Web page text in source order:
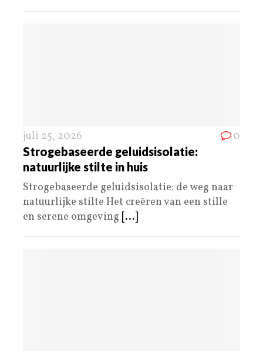
juli 25, 2026 0
Strogebaseerde geluidsisolatie:
natuurlijke stilte in huis
Strogebaseerde geluidsisolatie: de weg naar
natuurlijke stilte Het creëren van een stille
en serene omgeving [...]